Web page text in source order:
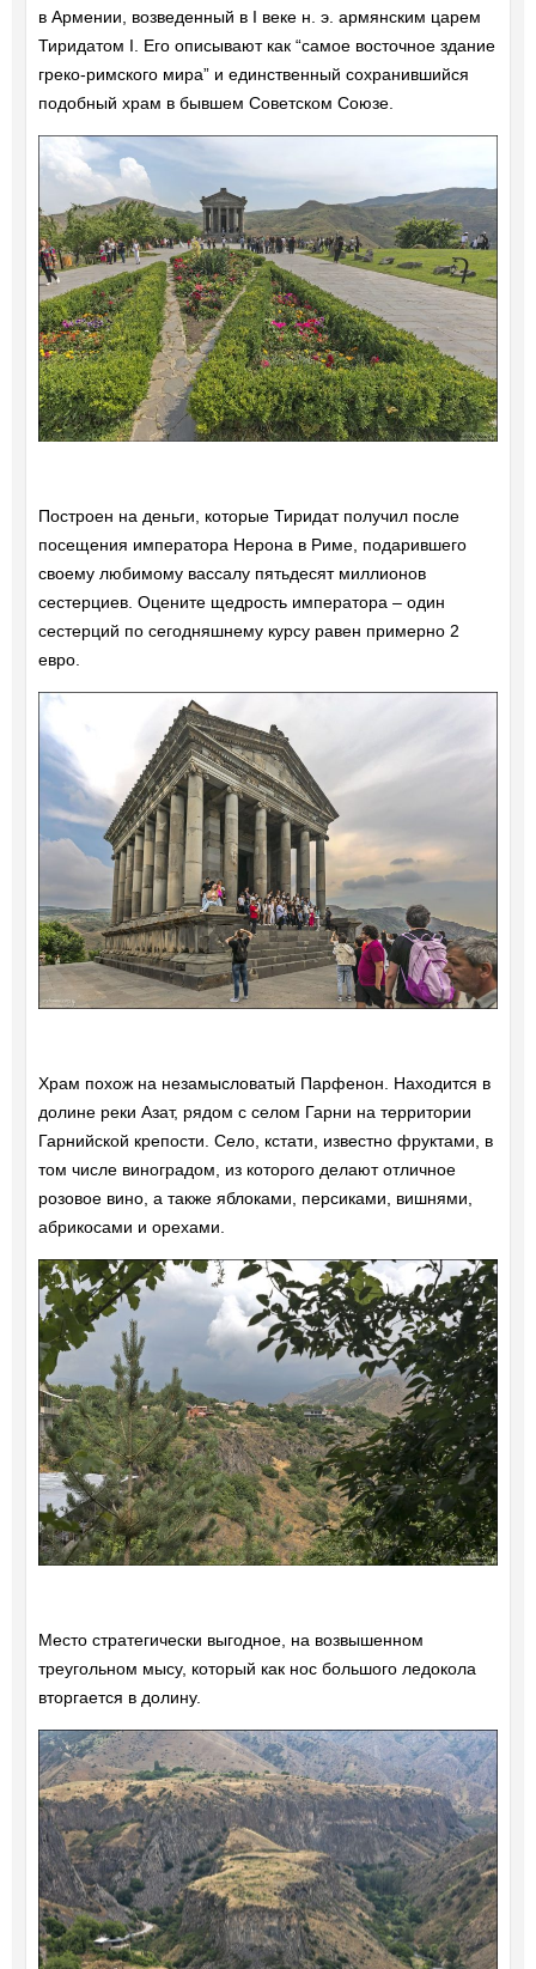
в Армении, возведенный в I веке н. э. армянским царем
Тиридатом I. Его описывают как “самое восточное здание
греко-римского мира” и единственный сохранившийся
подобный храм в бывшем Советском Союзе.
Построен на деньги, которые Тиридат получил после
посещения императора Нерона в Риме, подарившего
своему любимому вассалу пятьдесят миллионов
сестерциев. Оцените щедрость императора – один
сестерций по сегодняшнему курсу равен примерно 2
евро.
Храм похож на незамысловатый Парфенон. Находится в
долине реки Азат, рядом с селом Гарни на территории
Гарнийской крепости. Село, кстати, известно фруктами, в
том числе виноградом, из которого делают отличное
розовое вино, а также яблоками, персиками, вишнями,
абрикосами и орехами.
Место стратегически выгодное, на возвышенном
треугольном мысу, который как нос большого ледокола
вторгается в долину.